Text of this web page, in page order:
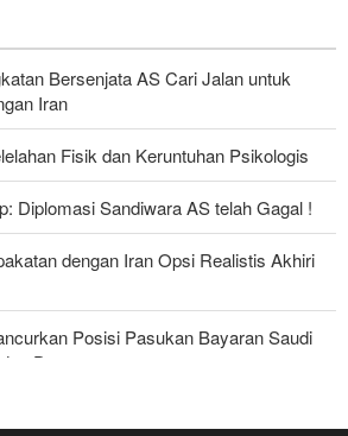
Bersenjata AS Cari Jalan untuk
Iran
Fisik dan Keruntuhan Psikologis
Diplomasi Sandiwara AS telah Gagal !
dengan Iran Opsi Realistis Akhiri
Posisi Pasukan Bayaran Saudi
Drone